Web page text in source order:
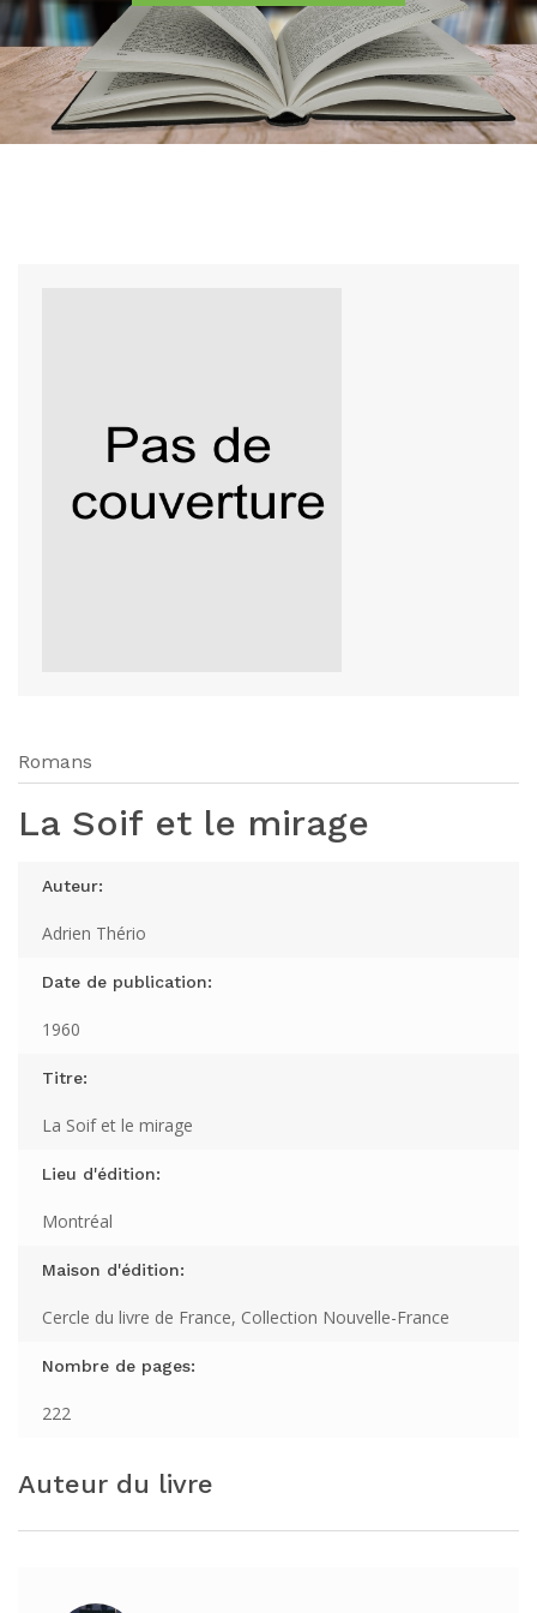
Romans
La Soif et le mirage
Auteur:
Adrien Thério
Date de publication:
1960
Titre:
La Soif et le mirage
Lieu d'édition:
Montréal
Maison d'édition:
Cercle du livre de France, Collection Nouvelle-France
Nombre de pages:
222
Auteur du livre